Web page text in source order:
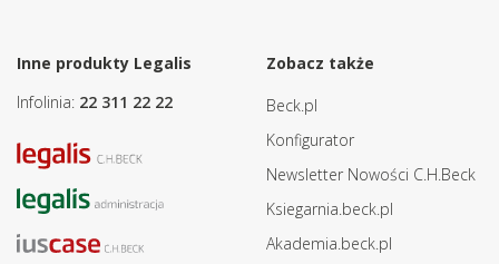
Inne produkty Legalis
Infolinia: 22 311 22 22
Zobacz także
Beck.pl
Konfigurator
Newsletter Nowości C.H.Beck
Ksiegarnia.beck.pl
Akademia.beck.pl